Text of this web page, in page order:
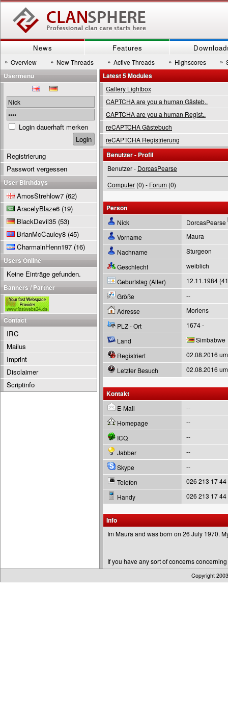
News Features
» Overview » New Threads » Active Threads » Highscores »
Latest 5 Modules
Gallery Lightbox
CAPTCHA are you a human Gästeb..
CAPTCHA are you a human Regist..
reCAPTCHA Gästebuch
reCAPTCHA Registrierung
Benutzer - Profil
Benutzer - DorcasPearse
Computer (0) - Forum (0)
Person
Nick
DorcasPearse
Vorname
Maura
Nachname
Sturgeon
Geschlecht
weiblich
Geburtstag (Alter)
12.11.1984
Größe
--
Adresse
Morlens
PLZ - Ort
1674 -
Land
Simbabwe
Registriert
02.08.2016
Letzter Besuch
02.08.2016
Kontakt
E-Mail
--
Homepage
--
ICQ
--
Jabber
--
Skype
--
Telefon
026 213 17 44
Handy
026 213 17 44
Info
Im Maura and was born on 26 July 1970.
If you have any sort of concerns
Usermenu
Login dauerhaft merken
Registrierung
Passwort vergessen
User Birthdays
AmosStrehlow7 (62)
AracelyBlaze6 (19)
BlackDevil35 (53)
BrianMcCauley8 (45)
CharmainHenn197 (16)
Users Online
Keine Einträge gefunden.
Banners / Partner
Contact
IRC
Mailus
Imprint
Disclaimer
Scriptinfo
Copyright